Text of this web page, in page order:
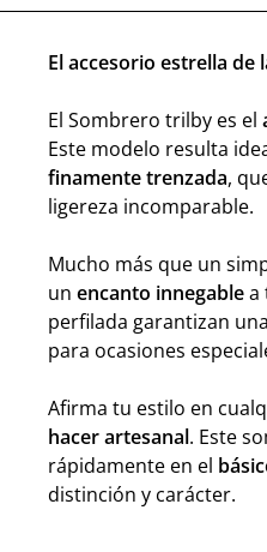
El accesorio estrella de
El Sombrero trilby es el
Este modelo resulta
finamente trenzada,
ligereza incomparable.
Mucho más que un
un encanto innegablea
perfilada garantizan
para ocasiones
Afirma tu estilo en
hacer artesanal. Este
rápidamente en el
distinción y carácter.